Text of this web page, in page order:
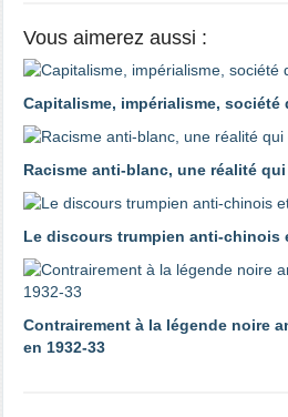
Vous aimerez aussi :
Capitalisme, impérialisme,
Racisme anti-blanc, une réalité
Le discours trumpien anti-chinois
Contrairement à la légende noire
en 1932-33